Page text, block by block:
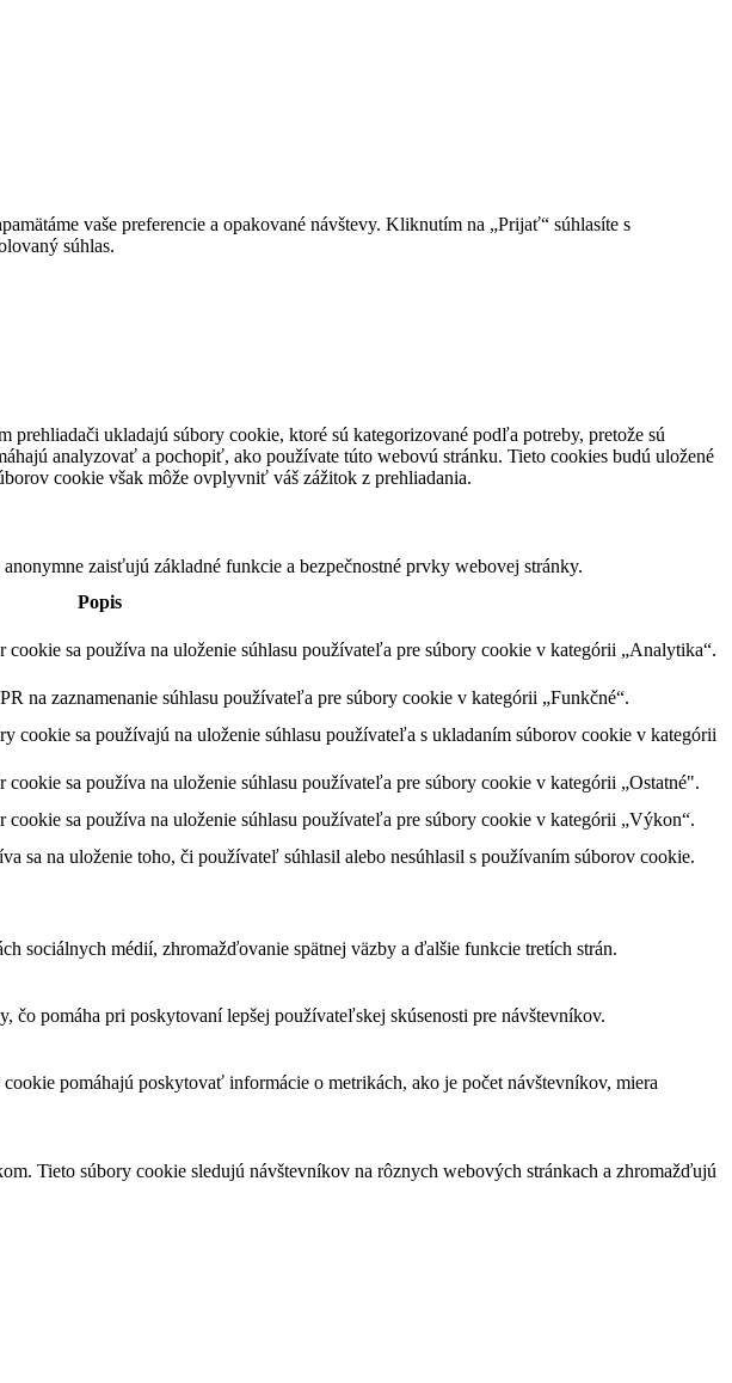
vaše preferencie a opakované návštevy. Kliknutím na „Prijať“ súhlasíte s
súhlas.
ukladajú súbory cookie, ktoré sú kategorizované podľa potreby, pretože sú
analyzovať a pochopiť, ako používate túto webovú stránku. Tieto cookies budú uložené
cookie však môže ovplyvniť váš zážitok z prehliadania.
zaisťujú základné funkcie a bezpečnostné prvky webovej stránky.
Popis
sa používa na uloženie súhlasu používateľa pre súbory cookie v kategórii „Analytika“.
na zaznamenanie súhlasu používateľa pre súbory cookie v kategórii „Funkčné“.
cookie sa používajú na uloženie súhlasu používateľa s ukladaním súborov cookie v kategórii
sa používa na uloženie súhlasu používateľa pre súbory cookie v kategórii „Ostatné".
sa používa na uloženie súhlasu používateľa pre súbory cookie v kategórii „Výkon“.
sa na uloženie toho, či používateľ súhlasil alebo nesúhlasil s používaním súborov cookie.
sociálnych médií, zhromažďovanie spätnej väzby a ďalšie funkcie tretích strán.
pomáha pri poskytovaní lepšej používateľskej skúsenosti pre návštevníkov.
pomáhajú poskytovať informácie o metrikách, ako je počet návštevníkov, miera
Tieto súbory cookie sledujú návštevníkov na rôznych webových stránkach a zhromažďujú